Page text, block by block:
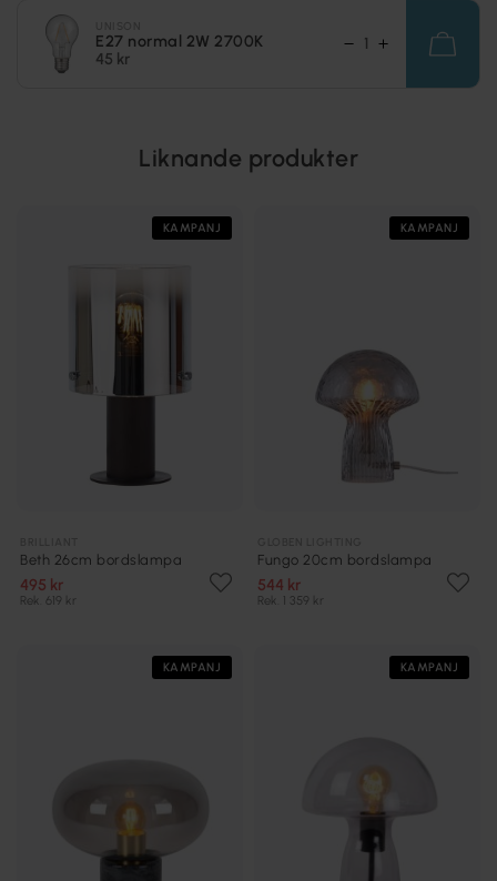
E27 normal 2W 2700K
45 kr
Liknande produkter
KAMPANJ
Beth 26cm bordslampa
495 kr
Rek. 619 kr
KAMPANJ
Fungo 20cm bordslampa
544 kr
Rek. 1 359 kr
KAMPANJ KAMPANJ